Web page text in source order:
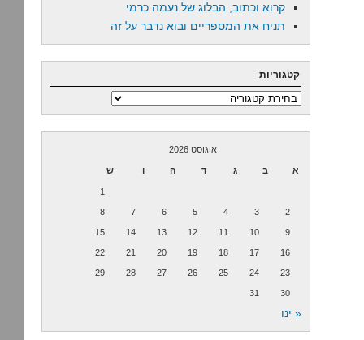
קרוא וכתוב, הבלוג של נעמה כרמי
תניח את המספריים ובוא נדבר על זה
קטגוריות
קטגוריות
אוגוסט 2026
א ב ג ד ה ו ש
1
2
3
4
5
6
7
8
9
10
11
12
13
14
15
16
17
18
19
20
21
22
23
24
25
26
27
28
29
30
31
« ינו